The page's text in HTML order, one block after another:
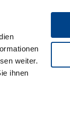
weiter.
ihnen